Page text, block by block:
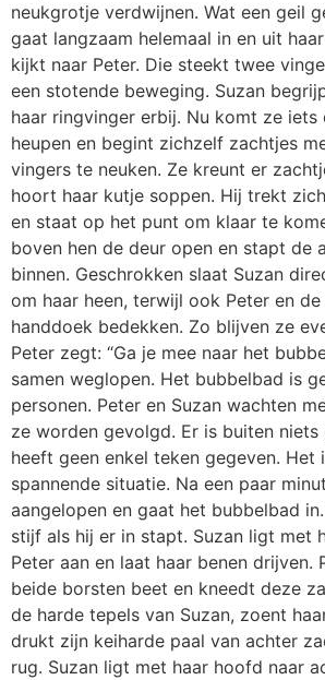
neukgrotje verdwijnen. Wat een geil
gaat langzaam helemaal in en uit
kijkt naar Peter. Die steekt twee
een stotende beweging. Suzan
haar ringvinger erbij. Nu komt ze iets
heupen en begint zichzelf zachtjes
vingers te neuken. Ze kreunt er
hoort haar kutje soppen. Hij trekt
en staat op het punt om klaar te
boven hen de deur open en stapt de
binnen. Geschrokken slaat Suzan
om haar heen, terwijl ook Peter en
handdoek bedekken. Zo blijven ze
Peter zegt: “Ga je mee naar het
samen weglopen. Het bubbelbad is
personen. Peter en Suzan wachten
ze worden gevolgd. Er is buiten niets
heeft geen enkel teken gegeven. Het
spannende situatie. Na een paar
aangelopen en gaat het bubbelbad
stijf als hij er in stapt. Suzan ligt met
Peter aan en laat haar benen drijven.
beide borsten beet en kneedt deze
de harde tepels van Suzan, zoent
drukt zijn keiharde paal van achter
rug. Suzan ligt met haar hoofd naar